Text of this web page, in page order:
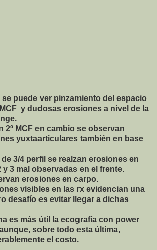
se puede ver pinzamiento del espacio
y dudosas erosiones a nivel de la
2º MCF en cambio se observan
yuxtaarticulares también en base
3/4 perfil se realzan erosiones en
3 mal observadas en el frente.
erosiones en carpo.
visibles en las rx evidencian una
desafío es evitar llegar a dichas
es más útil la ecografía con power
sobre todo esta última,
el costo.